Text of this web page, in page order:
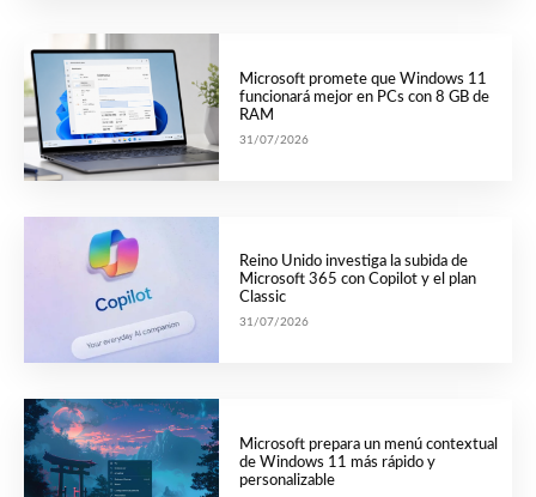
Microsoft promete que Windows 11
funcionará mejor en PCs con 8 GB de
RAM
31/07/2026
Reino Unido investiga la subida de
Microsoft 365 con Copilot y el plan
Classic
31/07/2026
Microsoft prepara un menú contextual
de Windows 11 más rápido y
personalizable